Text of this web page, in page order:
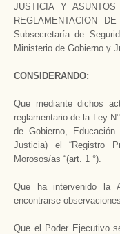
JUSTICIA Y
REGLAMENTACION
Subsecretaría de
Ministerio de Gobierno y
CONSIDERANDO:
Que mediante dichos
reglamentario de la Ley
de Gobierno,
Justicia) el “Registro
Morosos/as “(art. 1 °).
Que ha intervenido la
encontrarse
Que el Poder Ejecutivo